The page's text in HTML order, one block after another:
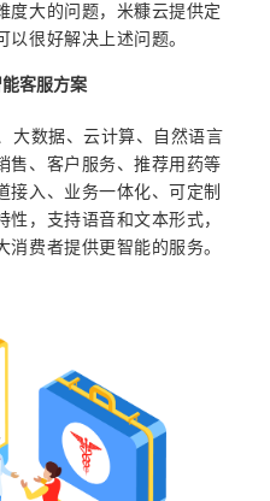
度大的问 题， 米糠云提供定
以很好解决上述问题。
客服方案
大数据、云计算、自然语言
售、客户服务、推荐用药等
接入、业务一体化、可定制
，支持语音和文本形式，
费者提供更智能的服务。